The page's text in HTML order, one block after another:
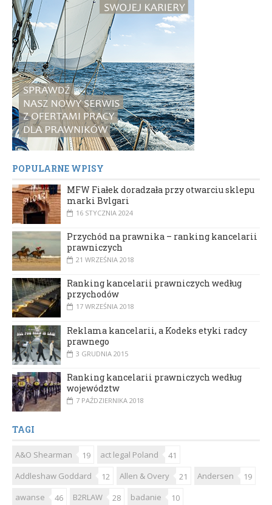
POPULARNE WPISY
MFW Fiałek doradzała przy otwarciu sklepu
marki Bvlgari
16 STYCZNIA 2024
Przychód na prawnika – ranking kancelarii
prawniczych
21 WRZEŚNIA 2018
Ranking kancelarii prawniczych według
przychodów
17 WRZEŚNIA 2018
Reklama kancelarii, a Kodeks etyki radcy
prawnego
3 GRUDNIA 2015
Ranking kancelarii prawniczych według
województw
7 PAŹDZIERNIKA 2018
TAGI
A&O Shearman 19 act legal Poland
41
Addleshaw Goddard
12 Allen & Overy 21 Andersen
19
awanse
46 B2RLAW 28 badanie
10